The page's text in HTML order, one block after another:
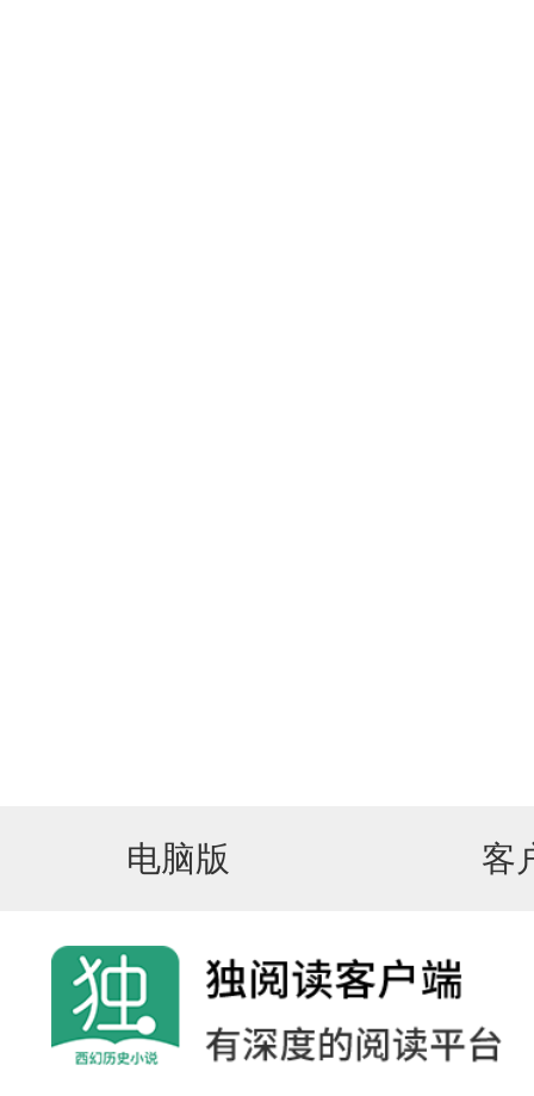
电脑版 客